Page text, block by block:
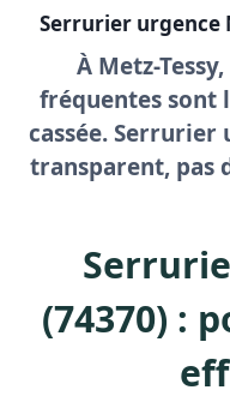
Serrurier urgence
À Metz-
fréquentes sont
cassée. Serrurier
transparent, pas
(74370) :